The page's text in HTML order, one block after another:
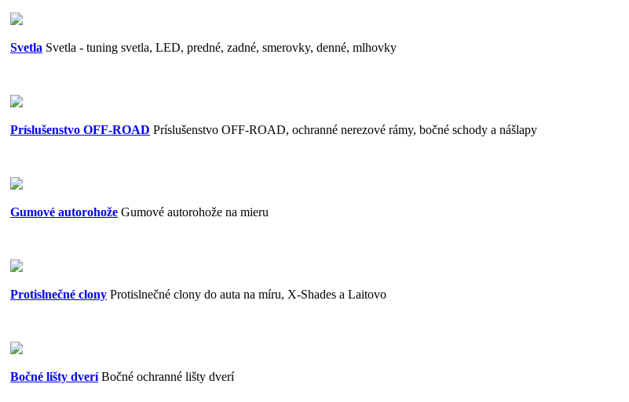
Svetla Svetla - tuning svetla, LED, predné, zadné, smerovky, denné, mlhovky
Príslušenstvo OFF-ROAD Príslušenstvo OFF-ROAD, ochranné nerezové rámy, bočné schody a nášlapy
Gumové autorohože Gumové autorohože na mieru
Protislnečné clony Protislnečné clony do auta na míru, X-Shades a Laitovo
Bočné lišty dveríBočné ochranné lišty dverí